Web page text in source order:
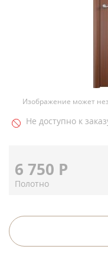
Изображение может
Не доступно к
6 750 Р
Полотно